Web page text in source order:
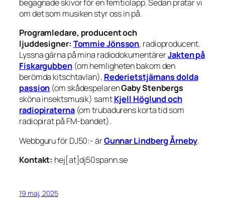
begagnade skivor för en femtiolapp. Sedan pratar vi
om det som musiken styr oss in på.
Programledare, producent och
ljuddesigner: Tommie Jönsson, radioproducent.
Lyssna gärna på mina radiodokumentärerJakten på
Fiskargubben (om hemligheten bakom den
berömda kitschtavlan), Rederietstjärnans dolda
passion (om skådespelarenGaby Stenbergs
sköna insektsmusik) samtKjell Höglund och
radiopiraterna(om trubadurens korta tid som
radiopirat på FM-bandet).
Webbguru för DJ50:- ärGunnar Lindberg Årneby.
Kontakt: hej[at]dj50spann.se
19 maj, 2025